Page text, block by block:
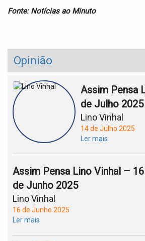
Fonte: Notícias ao Minuto
Opinião
Assim Pensa
de Julho 2025
Lino Vinhal
14 de Julho 2025
Ler mais
Assim Pensa Lino Vinhal – 16
de Junho 2025
Lino Vinhal
16 de Junho 2025
Ler mais